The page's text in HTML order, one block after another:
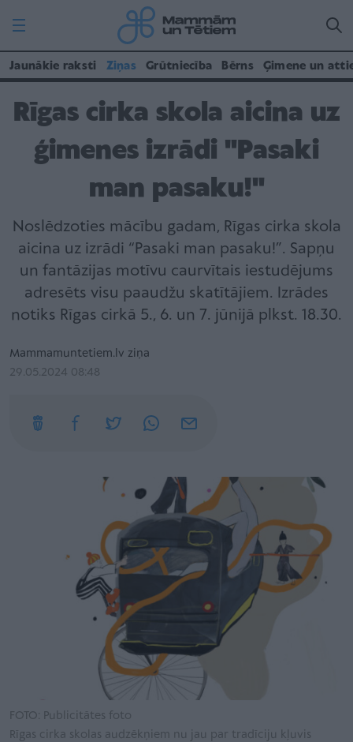
Jaunākie raksti Ziņas Grūtniecība Bērns Ģimene un
Rīgas cirka skola aicina uz
ģimenes izrādi "Pasaki
man pasaku!"
Noslēdzoties mācību gadam, Rīgas cirka skola
aicina uz izrādi “Pasaki man pasaku!”. Sapņu
un fantāzijas motīvu caurvītais iestudējums
adresēts visu paaudžu skatītājiem. Izrādes
notiks Rīgas cirkā 5., 6. un 7. jūnijā plkst. 18.30.
Mammamuntetiem.lv ziņa
29.05.2024 08:48
FOTO: Publicitātes foto
Rīgas cirka skolas audzēkņiem nu jau par tradīciju kļuvis